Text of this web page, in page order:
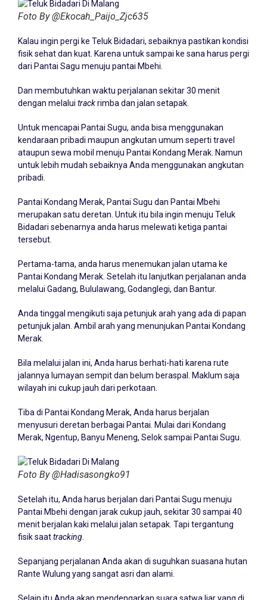
Foto By @Ekocah_Paijo_Zjc635
Kalau ingin pergi ke Teluk Bidadari, sebaiknya pastikan kondisi
fisik sehat dan kuat. Karena untuk sampai ke sana harus pergi
dari Pantai Sagu menuju pantai Mbehi.
Dan membutuhkan waktu perjalanan sekitar 30 menit
dengan melalui trackrimba dan jalan setapak.
Untuk mencapai Pantai Sugu, anda bisa menggunakan
kendaraan pribadi maupun angkutan umum seperti travel
ataupun sewa mobil menuju Pantai Kondang Merak. Namun
untuk lebih mudah sebaiknya Anda menggunakan angkutan
pribadi.
Pantai Kondang Merak, Pantai Sugu dan Pantai Mbehi
merupakan satu deretan. Untuk itu bila ingin menuju Teluk
Bidadari sebenarnya anda harus melewati ketiga pantai
tersebut.
Pertama-tama, anda harus menemukan jalan utama ke
Pantai Kondang Merak. Setelah itu lanjutkan perjalanan anda
melalui Gadang, Bululawang, Godanglegi, dan Bantur.
Anda tinggal mengikuti saja petunjuk arah yang ada di papan
petunjuk jalan. Ambil arah yang menunjukan Pantai Kondang
Merak.
Bila melalui jalan ini, Anda harus berhati-hati karena rute
jalannya lumayan sempit dan belum beraspal. Maklum saja
wilayah ini cukup jauh dari perkotaan.
Tiba di Pantai Kondang Merak, Anda harus berjalan
menyusuri deretan berbagai Pantai. Mulai dari Kondang
Merak, Ngentup, Banyu Meneng, Selok sampai Pantai Sugu.
Foto By @Hadisasongko91
Setelah itu, Anda harus berjalan dari Pantai Sugu menuju
Pantai Mbehi dengan jarak cukup jauh, sekitar 30 sampai 40
menit berjalan kaki melalui jalan setapak. Tapi tergantung
fisik saattracking.
Sepanjang perjalanan Anda akan di suguhkan suasana hutan
Rante Wulung yang sangat asri dan alami.
Selain itu Anda akan mendengarkan suara satwa liar yang di